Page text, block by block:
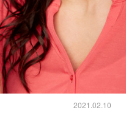
2021.02.10